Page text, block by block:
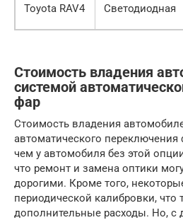
Toyota RAV4 Светодиодная
Стоимость владения
системой
фар
Стоимость владения
автоматического
чем у автомобиля без этой
что ремонт и замена оптики
дорогими. Кроме того,
периодической калибровки, что
дополнительные расходы. Но, с